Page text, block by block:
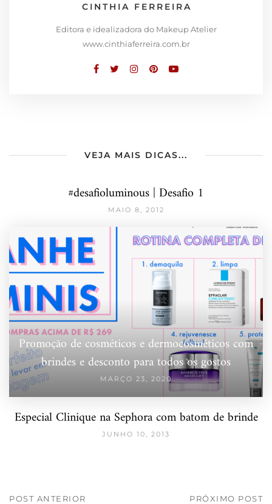
CINTHIA FERREIRA
Editora e idealizadora do Makeup Atelier
www.cinthiaferreira.com.br
VEJA MAIS DICAS...
#desafioluminous | Desafio 1
MAIO 8, 2012
Promoção de cosméticos e dermocosméticos com
brindes e desconto para todos os gostos
MARÇO 23, 2020
Especial Clinique na Sephora com batom de brinde
JUNHO 10, 2013
POST ANTERIOR PRÓXIMO POST